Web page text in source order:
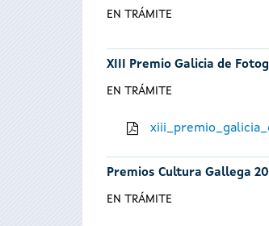
aquíEN TRÁMITE
XIII Premio Galicia de
EN TRÁMITE
Premios Cultura Gallega
EN TRÁMITE